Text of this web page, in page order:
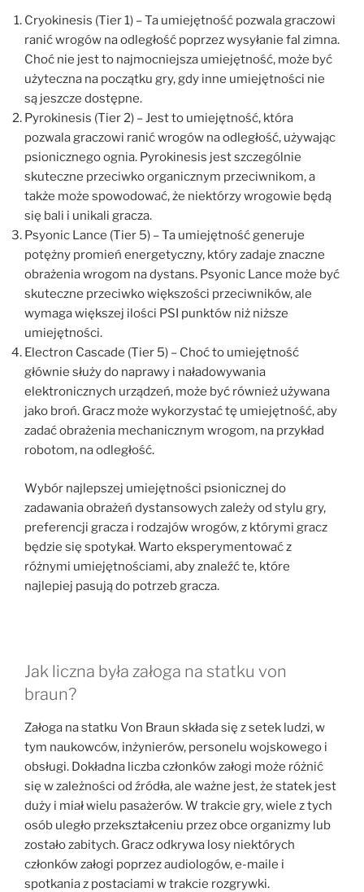
Cryokinesis (Tier 1) – Ta umiejętność pozwala graczowi
ranić wrogów na odległość poprzez wysyłanie fal zimna.
Choć nie jest to najmocniejsza umiejętność, może być
użyteczna na początku gry, gdy inne umiejętności nie
są jeszcze dostępne.
Pyrokinesis (Tier 2) – Jest to umiejętność, która
pozwala graczowi ranić wrogów na odległość, używając
psionicznego ognia. Pyrokinesis jest szczególnie
skuteczne przeciwko organicznym przeciwnikom, a
także może spowodować, że niektórzy wrogowie będą
się bali i unikali gracza.
Psyonic Lance (Tier 5) – Ta umiejętność generuje
potężny promień energetyczny, który zadaje znaczne
obrażenia wrogom na dystans. Psyonic Lance może być
skuteczne przeciwko większości przeciwników, ale
wymaga większej ilości PSI punktów niż niższe
umiejętności.
Electron Cascade (Tier 5) – Choć to umiejętność
głównie służy do naprawy i naładowywania
elektronicznych urządzeń, może być również używana
jako broń. Gracz może wykorzystać tę umiejętność, aby
zadać obrażenia mechanicznym wrogom, na przykład
robotom, na odległość.
Wybór najlepszej umiejętności psionicznej do
zadawania obrażeń dystansowych zależy od stylu gry,
preferencji gracza i rodzajów wrogów, z którymi gracz
będzie się spotykał. Warto eksperymentować z
różnymi umiejętnościami, aby znaleźć te, które
najlepiej pasują do potrzeb gracza.
Jak liczna była załoga na statku von
braun?
Załoga na statku Von Braun składa się z setek ludzi, w
tym naukowców, inżynierów, personelu wojskowego i
obsługi. Dokładna liczba członków załogi może różnić
się w zależności od źródła, ale ważne jest, że statek jest
duży i miał wielu pasażerów. W trakcie gry, wiele z tych
osób uległo przekształceniu przez obce organizmy lub
zostało zabitych. Gracz odkrywa losy niektórych
członków załogi poprzez audiologów, e-maile i
spotkania z postaciami w trakcie rozgrywki.